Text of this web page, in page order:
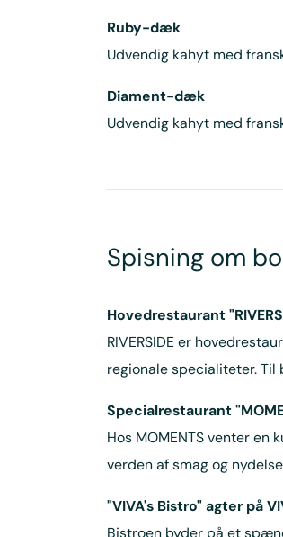
Ruby-dæk
Udvendig kahyt med
Diament-dæk
Udvendig kahyt med
Spisning om
Hovedrestaurant
RIVERSIDE er
regionale specialiteter.
Specialrestaurant
Hos MOMENTS venter
verden af smag og
"VIVA's Bistro" agter på
Bistroen byder på et